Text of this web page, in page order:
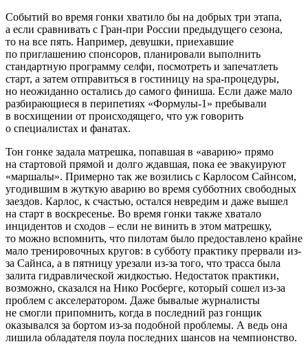
Событий во время гонки хватило бы на добрых три этапа,
а если сравнивать с Гран-при России предыдущего сезона,
то на все пять. Например, девушки, приехавшие
по приглашению спонсоров, планировали выполнить
стандартную программу селфи, посмотреть и запечатлеть
старт, а затем отправиться в гостиницу на spa-процедуры,
но неожиданно остались до самого финиша. Если даже мало
разбирающиеся в перипетиях «Формулы‑1» пребывали
в восхищении от происходящего, что уж говорить
о специалистах и фанатах.
Тон гонке задала матрешка, попавшая в «аварию» прямо
на стартовой прямой и долго ждавшая, пока ее эвакуируют
«маршалы». Примерно так же возились с Карлосом Сайнсом,
угодившим в жуткую аварию во время субботних свободных
заездов. Карлос, к счастью, остался невредим и даже вышел
на старт в воскресенье. Во время гонки также хватало
инцидентов и сходов – если не винить в этом матрешку,
то можно вспомнить, что пилотам было предоставлено крайне
мало тренировочных кругов: в субботу практику прервали из-
за Сайнса, а в пятницу урезали из-за того, что трасса была
залита гидравлической жидкостью. Недостаток практики,
возможно, сказался на Нико Росберге, который сошел из-за
проблем с акселератором. Даже бывалые журналисты
не смогли припомнить, когда в последний раз гонщик
оказывался за бортом из-за подобной проблемы. А ведь она
лишила обладателя поула последних шансов на чемпионство.